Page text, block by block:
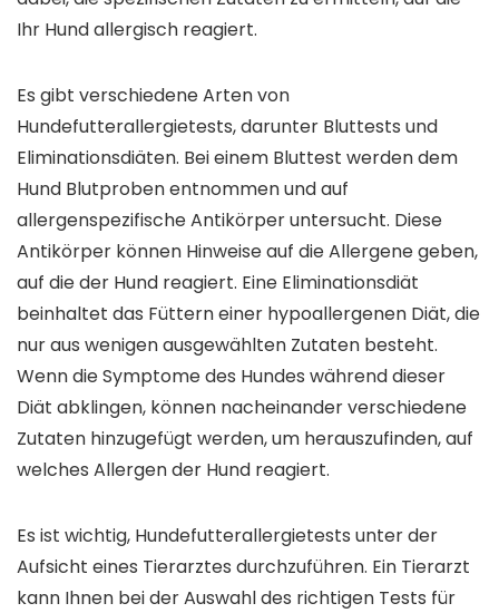
Ihr Hund allergisch reagiert.
Es gibt verschiedene Arten von
Hundefutterallergietests, darunter Bluttests und
Eliminationsdiäten. Bei einem Bluttest werden dem
Hund Blutproben entnommen und auf
allergenspezifische Antikörper untersucht. Diese
Antikörper können Hinweise auf die Allergene geben,
auf die der Hund reagiert. Eine Eliminationsdiät
beinhaltet das Füttern einer hypoallergenen Diät, die
nur aus wenigen ausgewählten Zutaten besteht.
Wenn die Symptome des Hundes während dieser
Diät abklingen, können nacheinander verschiedene
Zutaten hinzugefügt werden, um herauszufinden, auf
welches Allergen der Hund reagiert.
Es ist wichtig, Hundefutterallergietests unter der
Aufsicht eines Tierarztes durchzuführen. Ein Tierarzt
kann Ihnen bei der Auswahl des richtigen Tests für